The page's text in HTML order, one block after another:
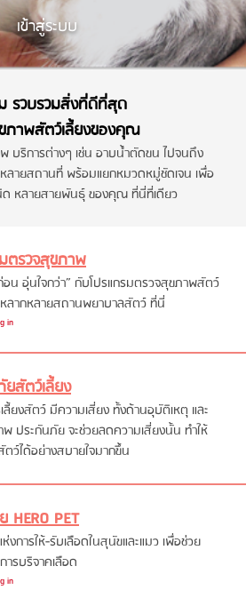
เข้าสู่ระบบ
รวบรวมสิ่งที่ดีที่สุด
ภาพสัตว์เลี้ยงของคุณ
บริการต่างๆ เช่น อาบน้ำตัดขน ไปจนถึง
ลายสถานที่ พร้อมแยกหมวดหมู่ชัดเจน เพื่อ
ด หลายสายพันธุ์ ของคุณ ที่นี่ที่เดียว
ตรวจสุขภาพ
อน อุ่นใจกว่า” กับโปรแกรมตรวจสุขภาพสัตว์
หลากหลายสถานพยาบาลสัตว์ ที่นี่
in
สัตว์เลี้ยง
เลี้ยงสัตว์ มีความเสี่ยง ทั้งด้านอุบัติเหตุ และ
ประกันภัย จะช่วยลดความเสี่ยงนั้น ทำให้
ว์ได้อย่างสบายใจมากขึ้น
HERO PET
ห่งการให้-รับเลือดในสุนัขและแมว เพื่อช่วย
ารบริจาคเลือด
in